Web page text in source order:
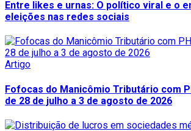
Entre likes e urnas: O político viral e o
eleições nas redes sociais
Artigo
Fofocas do Manicômio Tributário com
de 28 de julho a 3 de agosto de 2026